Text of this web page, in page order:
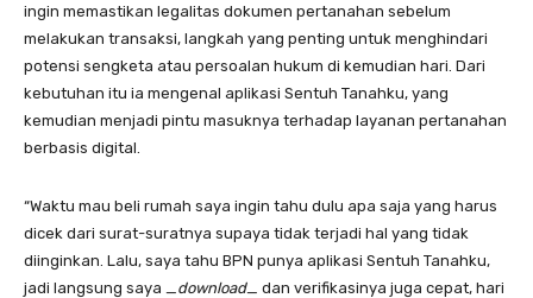
ingin memastikan legalitas dokumen pertanahan sebelum
melakukan transaksi, langkah yang penting untuk menghindari
potensi sengketa atau persoalan hukum di kemudian hari. Dari
kebutuhan itu ia mengenal aplikasi Sentuh Tanahku, yang
kemudian menjadi pintu masuknya terhadap layanan pertanahan
berbasis digital.
“Waktu mau beli rumah saya ingin tahu dulu apa saja yang harus
dicek dari surat-suratnya supaya tidak terjadi hal yang tidak
diinginkan. Lalu, saya tahu BPN punya aplikasi Sentuh Tanahku,
jadi langsung saya _ download_ dan verifikasinya juga cepat, hari